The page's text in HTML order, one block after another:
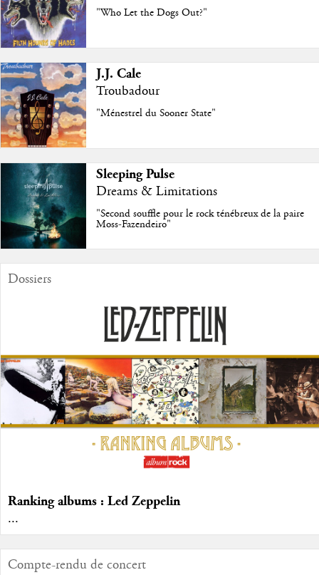
"Who Let the Dogs Out?"
J.J. Cale
Troubadour
"Ménestrel du Sooner State"
Sleeping Pulse
Dreams & Limitations
"Second souffle pour le rock ténébreux de la paire
Moss-Fazendeiro"
Dossiers
Ranking albums : Led Zeppelin
...
Compte-rendu de concert